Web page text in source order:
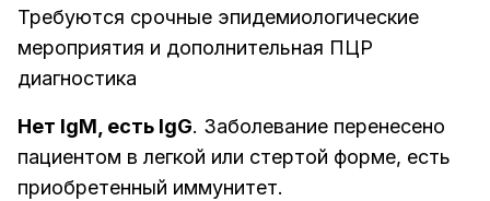
Требуются срочные эпидемиологические
мероприятия и дополнительная ПЦР
диагностика
Нет IgM, есть IgG. Заболевание перенесено
пациентом в легкой или стертой форме, есть
приобретенный иммунитет.